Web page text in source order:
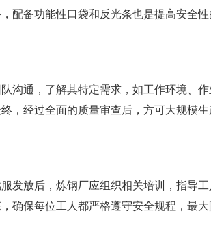
配备功能性口袋和反光条也是提高安全
沟通，了解其特定需求，如工作环境、
，经过全面的质量审查后，方可大规模
发放后，炼钢厂应组织相关培训，指导
确保每位工人都严格遵守安全规程，最